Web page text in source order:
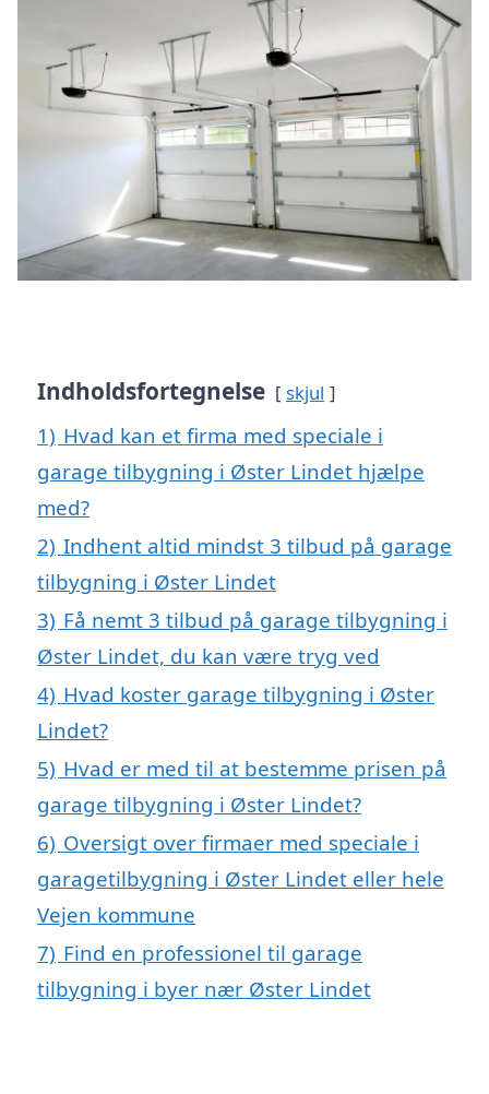
Indholdsfortegnelse skjul
1) Hvad kan et firma med speciale i
garage tilbygning i Øster Lindet hjælpe
med?
2) Indhent altid mindst 3 tilbud på garage
tilbygning i Øster Lindet
3) Få nemt 3 tilbud på garage tilbygning i
Øster Lindet, du kan være tryg ved
4) Hvad koster garage tilbygning i Øster
Lindet?
5) Hvad er med til at bestemme prisen på
garage tilbygning i Øster Lindet?
6) Oversigt over firmaer med speciale i
garagetilbygning i Øster Lindet eller hele
Vejen kommune
7) Find en professionel til garage
tilbygning i byer nær Øster Lindet